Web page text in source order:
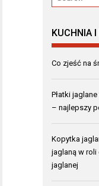
KUCHNIA
Co zjeść na
Płatki
– najlepszy
Kopytka
jaglaną w roli
jaglanej